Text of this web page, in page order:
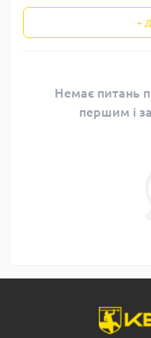
+
Немає питань
першим і